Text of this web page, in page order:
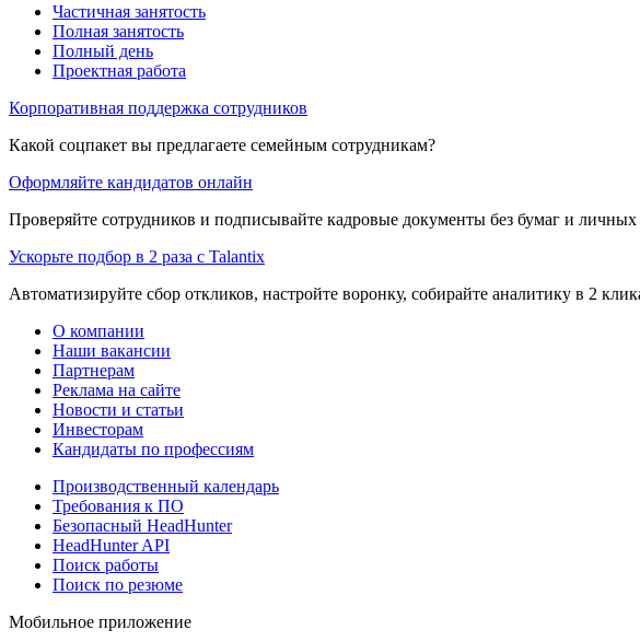
Частичная занятость
Полная занятость
Полный день
Проектная работа
Корпоративная поддержка сотрудников
Какой соцпакет вы предлагаете семейным сотрудникам?
Оформляйте кандидатов онлайн
Проверяйте сотрудников и подписывайте кадровые документы без бумаг и личных
Ускорьте подбор в 2 раза с Talantix
Автоматизируйте сбор откликов, настройте воронку, собирайте аналитику в 2
О компании
Наши вакансии
Партнерам
Реклама на сайте
Новости и статьи
Инвесторам
Кандидаты по профессиям
Производственный календарь
Требования к ПО
Безопасный HeadHunter
HeadHunter API
Поиск работы
Поиск по резюме
Мобильное приложение